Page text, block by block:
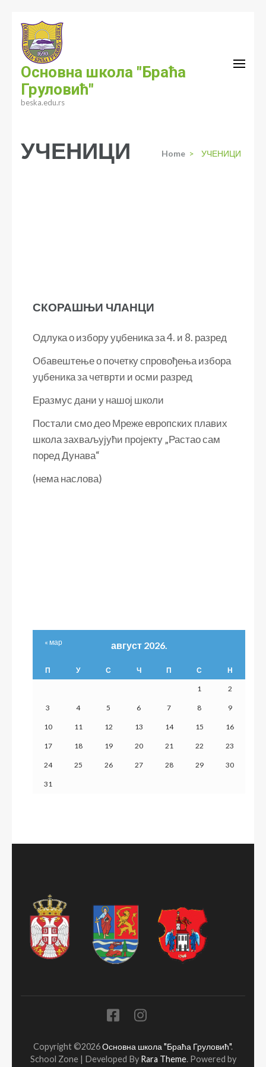
content
(Press
Enter)
Основна школа "Браћа
Груловић"
beska.edu.rs
УЧЕНИЦИ Home > УЧЕНИЦИ
СКОРАШЊИ ЧЛАНЦИ
Одлука о избору уџбеника за 4. и 8. разред
Обавештење о почетку спровођења избора
уџбеника за четврти и осми разред
Еразмус дани у нашој школи
Постали смо део Мреже европских плавих
школа захваљујући пројекту „Растао сам
поред Дунава“
(нема наслова)
август 2026.
П У С Ч П С Н
1 2
3 4 5 6 7 8 9
10 11 12 13 14 15 16
17 18 19 20 21 22 23
24 25 26 27 28 29 30
31
« мар
Copyright ©2026Основна школа "Браћа Груловић".
School Zone | Developed By Rara Theme. Powered by